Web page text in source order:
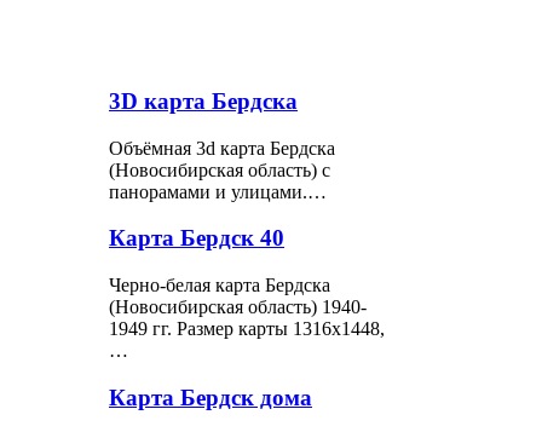
3D карта Бердска
Объёмная 3d карта Бердска
(Новосибирская область) с
панорамами и улицами.…
Карта Бердск 40
Черно-белая карта Бердска
(Новосибирская область) 1940-
1949 гг. Размер карты 1316x1448,
…
Карта Бердск дома